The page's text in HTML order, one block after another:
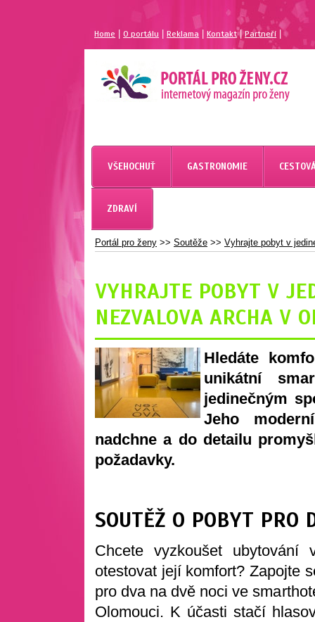
Home |O portálu Reklama Kontakt| Partneří
MAGAZÍN PRO ŽENY
PORTÁL PRO ŽENY.CZ
VŠEHOCHUŤ GASTRONOMIE
ZDRAVÍ
Portál pro ženy >> Soutěže >> Vyhrajte pobyt v
VYHRAJTE POBYT V
NEZVALOVA ARCHA V
Hledáte
unikátní
jedinečným
Jeho
nadchne a do detailu
požadavky.
SOUTĚŽ O POBYT PRO
Chcete vyzkoušet
otestovat její komfort? Zapojte
pro dva na dvě noci ve
Olomouci. K účasti stačí